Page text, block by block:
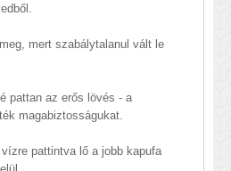
mert szabálytalanul vált le
pattan az erős lövés - a
magabiztosságukat.
pattintva lő a jobb kapufa